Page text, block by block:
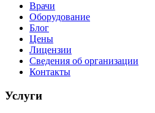
Врачи
Оборудование
Блог
Цены
Лицензии
Сведения об организации
Контакты
Услуги